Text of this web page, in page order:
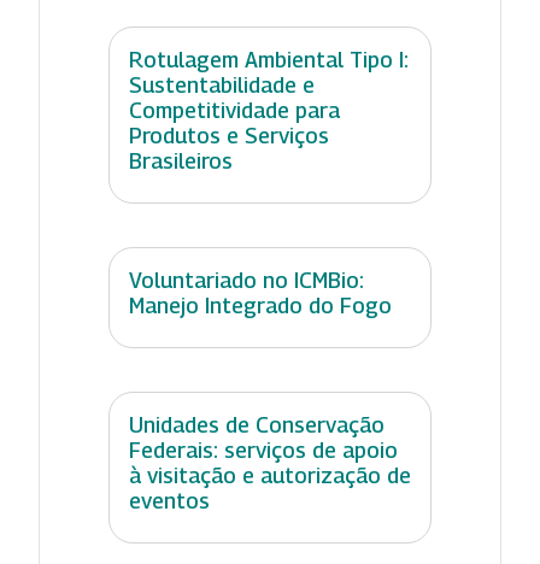
Rotulagem Ambiental Tipo I:
Sustentabilidade e
Competitividade para
Produtos e Serviços
Brasileiros
Voluntariado no ICMBio:
Manejo Integrado do Fogo
Unidades de Conservação
Federais: serviços de apoio
à visitação e autorização de
eventos